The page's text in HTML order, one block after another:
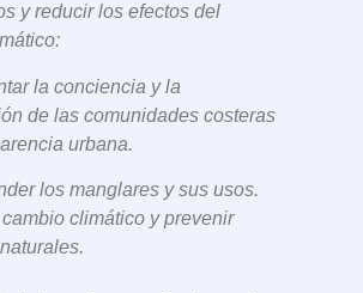
y reducir los efectos del
la conciencia y la
de las comunidades costeras
urbana.
los manglares y sus usos.
climático y prevenir